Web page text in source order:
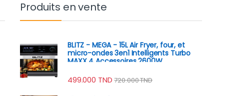
Produits en vente
BLITZ - MEGA - 15L Air Fryer, four, et
micro-ondes 3en1 Intelligents Turbo
MAXX 4 Accessoires 2600W
499.000 TND 720.000TND